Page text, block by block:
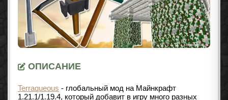
ОПИСАНИЕ
Terraqueous - глобальный мод на Майнкрафт
1.21.1/1.19.4, который добавит в игру много разных